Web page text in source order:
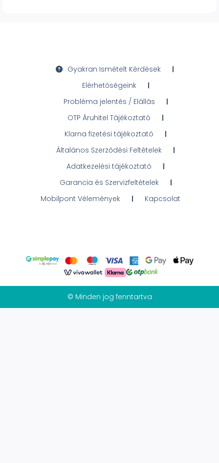
Gyakran Ismételt Kérdések
Elérhetőségeink
Probléma jelentés / Elállás
OTP Áruhitel Tájékoztató
Klarna fizetési tájékoztató
Általános Szerződési Feltételek
Adatkezelési tájékoztató
Garancia és Szervizfeltételek
Mobilpont Vélemények
Kapcsolat
© Minden jog fenntartva